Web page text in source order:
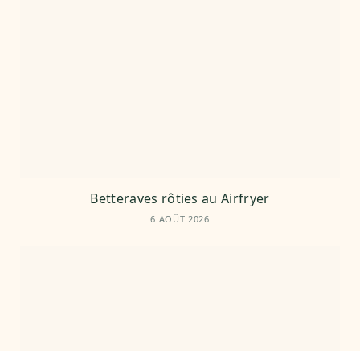
Betteraves rôties au Airfryer
6 AOÛT 2026